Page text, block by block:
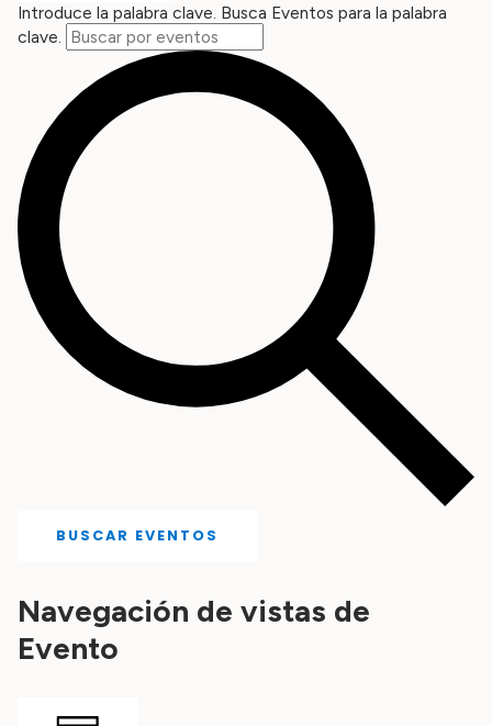
Introduce la palabra clave. Busca Eventos para la palabra
clave.
BUSCAR EVENTOS
Navegación de vistas de
Evento